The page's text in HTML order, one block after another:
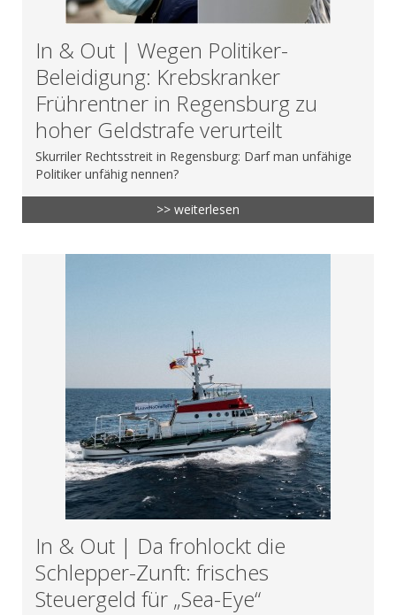
In & Out | Wegen Politiker-
Beleidigung: Krebskranker
Frührentner in Regensburg zu
hoher Geldstrafe verurteilt
Skurriler Rechtsstreit in Regensburg: Darf man unfähige
Politiker unfähig nennen?
>> weiterlesen
In & Out | Da frohlockt die
Schlepper-Zunft: frisches
Steuergeld für „Sea-Eye“